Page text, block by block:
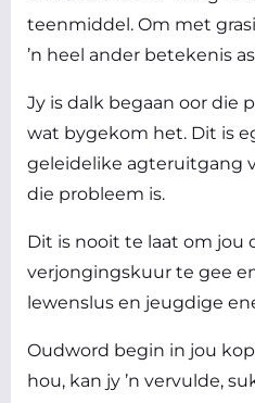
teenmiddel. Om met
’n heel ander betekenis
Jy is dalk begaan oor die
wat bygekom het. Dit is
geleidelike agteruitgang
die probleem is.
Dit is nooit te laat om jou
verjongingskuur te gee
lewenslus en jeugdige
Oudword begin in jou
hou, kan jy ’n vervulde,